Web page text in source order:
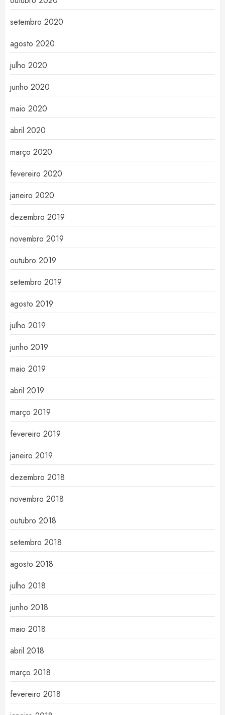
setembro 2020
agosto 2020
julho 2020
junho 2020
maio 2020
abril 2020
março 2020
fevereiro 2020
janeiro 2020
dezembro 2019
novembro 2019
outubro 2019
setembro 2019
agosto 2019
julho 2019
junho 2019
maio 2019
abril 2019
março 2019
fevereiro 2019
janeiro 2019
dezembro 2018
novembro 2018
outubro 2018
setembro 2018
agosto 2018
julho 2018
junho 2018
maio 2018
abril 2018
março 2018
fevereiro 2018